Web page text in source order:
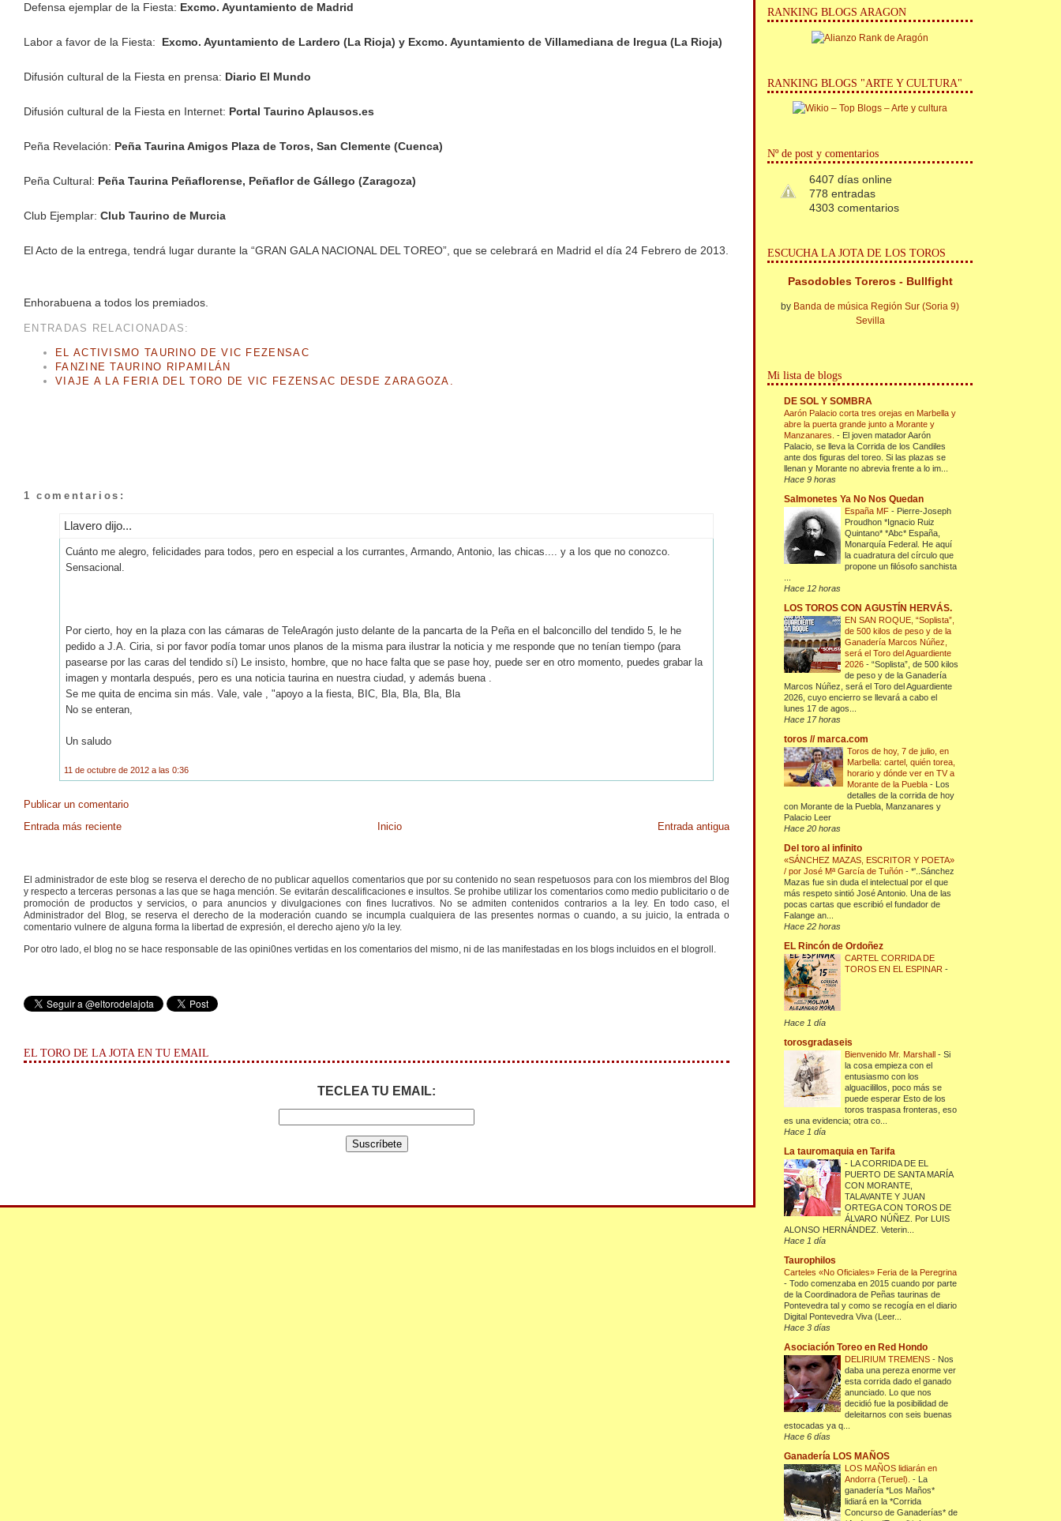
Defensa ejemplar de la Fiesta: Excmo. Ayuntamiento de Madrid
Labor a favor de la Fiesta: Excmo. Ayuntamiento de Lardero (La Rioja) y Excmo. Ayuntamiento de Villamediana de Iregua (La Rioja)
Difusión cultural de la Fiesta en prensa: Diario El Mundo
Difusión cultural de la Fiesta en Internet: Portal Taurino Aplausos.es
Peña Revelación: Peña Taurina Amigos Plaza de Toros, San Clemente (Cuenca)
Peña Cultural: Peña Taurina Peñaflorense, Peñaflor de Gállego (Zaragoza)
Club Ejemplar: Club Taurino de Murcia
El Acto de la entrega, tendrá lugar durante la “GRAN GALA NACIONAL DEL TOREO”, que se celebrará en Madrid el día 24 Febrero de 2013.
Enhorabuena a todos los premiados.
ENTRADAS RELACIONADAS:
EL ACTIVISMO TAURINO DE VIC FEZENSAC
FANZINE TAURINO RIPAMILÁN
VIAJE A LA FERIA DEL TORO DE VIC FEZENSAC DESDE ZARAGOZA.
1 comentarios:
Llavero dijo...
Cuánto me alegro, felicidades para todos, pero en especial a los currantes, Armando, Antonio, las chicas.... y a los que no conozco.
Sensacional.
Por cierto, hoy en la plaza con las cámaras de TeleAragón justo delante de la pancarta de la Peña en el balconcillo del tendido 5, le he
pedido a J.A. Ciria, si por favor podía tomar unos planos de la misma para ilustrar la noticia y me responde que no tenían tiempo (para
pasearse por las caras del tendido sí) Le insisto, hombre, que no hace falta que se pase hoy, puede ser en otro momento, puedes grabar la
imagen y montarla después, pero es una noticia taurina en nuestra ciudad, y además buena .
Se me quita de encima sin más. Vale, vale , "apoyo a la fiesta, BIC, Bla, Bla, Bla, Bla
No se enteran,
Un saludo
11 de octubre de 2012 a las 0:36
Publicar un comentario
Entrada más reciente
Entrada antigua
Inicio
El administrador de este blog se reserva el derecho de no publicar aquellos comentarios que por su contenido no sean respetuosos para con los miembros del Blog
y respecto a terceras personas a las que se haga mención. Se evitarán descalificaciones e insultos. Se prohibe utilizar los comentarios como medio publicitario o de
promoción de productos y servicios, o para anuncios y divulgaciones con fines lucrativos. No se admiten contenidos contrarios a la ley. En todo caso, el
Administrador del Blog, se reserva el derecho de la moderación cuando se incumpla cualquiera de las presentes normas o cuando, a su juicio, la entrada o
comentario vulnere de alguna forma la libertad de expresión, el derecho ajeno y/o la ley.
Por otro lado, el blog no se hace responsable de las opini0nes vertidas en los comentarios del mismo, ni de las manifestadas en los blogs incluidos en el blogroll.
EL TORO DE LA JOTA EN TU EMAIL
TECLEA TU EMAIL:
RANKING BLOGS ARAGON
RANKING BLOGS "ARTE Y CULTURA"
Nº de post y comentarios
6407 días online
778 entradas
4303 comentarios
ESCUCHA LA JOTA DE LOS TOROS
Pasodobles Toreros - Bullfight
by Banda de música Región Sur (Soria 9)
Sevilla
Mi lista de blogs
DE SOL Y SOMBRA
Aarón Palacio corta tres orejas en Marbella y
abre la puerta grande junto a Morante y
Manzanares.- El joven matador Aarón
Palacio, se lleva la Corrida de los Candiles
ante dos figuras del toreo. Si las plazas se
llenan y Morante no abrevia frente a lo im...
Hace 9 horas
Salmonetes Ya No Nos Quedan
España MF- Pierre-Joseph
Proudhon *Ignacio Ruiz
Quintano* *Abc* España,
Monarquía Federal. He aquí
la cuadratura del círculo que
propone un filósofo sanchista
Hace 12 horas
LOS TOROS CON AGUSTÍN HERVÁS.
EN SAN ROQUE, “Soplista”,
de 500 kilos de peso y de la
Ganadería Marcos Núñez,
será el Toro del Aguardiente
2026-“Soplista”, de 500 kilos
de peso y de la Ganadería
Marcos Núñez, será el Toro del Aguardiente
2026, cuyo encierro se llevará a cabo el
lunes 17 de agos...
Hace 17 horas
toros // marca.com
Toros de hoy, 7 de julio, en
Marbella: cartel, quién torea,
horario y dónde ver en TV a
Morante de la Puebla- Los
detalles de la corrida de hoy
con Morante de la Puebla, Manzanares y
Palacio Leer
Hace 20 horas
Del toro al infinito
«SÁNCHEZ MAZAS, ESCRITOR Y POETA»
/ por José Mª García de Tuñón-*'..Sánchez
Mazas fue sin duda el intelectual por el que
más respeto sintió José Antonio. Una de las
pocas cartas que escribió el fundador de
Falange an...
Hace 22 horas
EL Rincón de Ordoñez
CARTEL CORRIDA DE
TOROS EN EL ESPINAR-
Hace 1 día
torosgradaseis
Bienvenido Mr. Marshall-Si
la cosa empieza con el
entusiasmo con los
alguacilillos, poco más se
puede esperar Esto de los
toros traspasa fronteras, eso
es una evidencia; otra co...
Hace 1 día
La tauromaquia en Tarifa
- LA CORRIDA DE EL
PUERTO DE SANTA MARÍA
CON MORANTE,
TALAVANTE Y JUAN
ORTEGA CON TOROS DE
ÁLVARO NÚÑEZ. Por LUIS
ALONSO HERNÁNDEZ. Veterin...
Hace 1 día
Taurophilos
Carteles «No Oficiales» Feria de la Peregrina
-Todo comenzaba en 2015 cuando por parte
de la Coordinadora de Peñas taurinas de
Pontevedra tal y como se recogía en el diario
Digital Pontevedra Viva (Leer...
Hace 3 días
Asociación Toreo en Red Hondo
DELIRIUM TREMENS- Nos
daba una pereza enorme ver
esta corrida dado el ganado
anunciado. Lo que nos
decidió fue la posibilidad de
deleitarnos con seis buenas
estocadas ya q...
Hace 6 días
Ganadería LOS MAÑOS
LOS MAÑOS lidiarán en
Andorra (Teruel).- La
ganadería *Los Maños*
lidiará en la *Corrida
Concurso de Ganaderías* de